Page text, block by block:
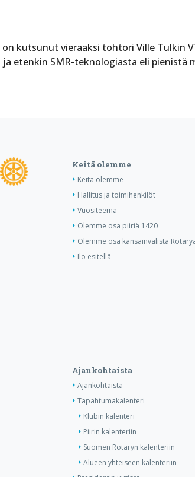
on kutsunut vieraaksi tohtori Ville Tulkin
etenkin SMR-teknologiasta eli pienistä
Keitä olemme
Keitä olemme
Hallitus ja toimihenkilöt
Vuositeema
Olemme osa piiriä 1420
Olemme osa kansainvälistä
Ilo esitellä
Ajankohtaista
Ajankohtaista
Tapahtumakalenteri
Klubin kalenteri
Piirin kalenteriin
Suomen Rotaryn kalenteriin
Alueen yhteiseen kalenteriin